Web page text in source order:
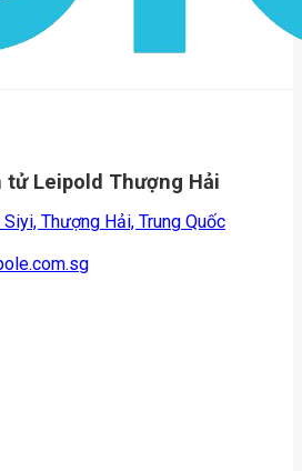
tử Leipold Thượng Hải
Thượng Hải, Trung Quốc